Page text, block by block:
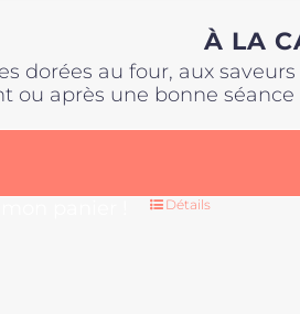
À LA
dorées au four, aux
ou après une bonne
Détails